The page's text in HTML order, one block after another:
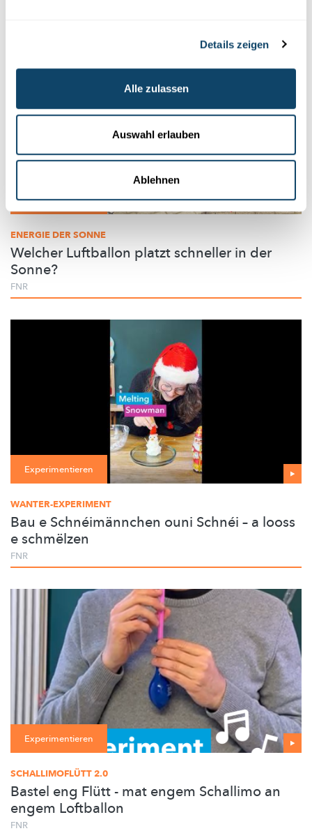
Details zeigen
Alle zulassen
Auswahl erlauben
Ablehnen
Experimentieren
ENERGIE DER SONNE
Welcher Luftballon platzt schneller in der
Sonne?
FNR
Experimentieren
WANTER-EXPERIMENT
Bau e Schnéimännchen ouni Schnéi – a looss
e schmëlzen
FNR
Experimentieren
SCHALLIMOFLÜTT 2.0
Bastel eng Flütt - mat engem Schallimo an
engem Loftballon
FNR